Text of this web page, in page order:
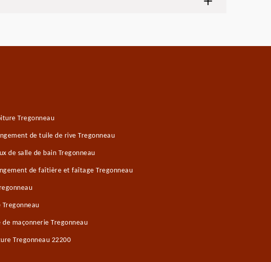
Tregonneau
de tuile de rive Tregonneau
de salle de bain Tregonneau
de faîtière et faîtage Tregonneau
maçonnerie Tregonneau
Tregonneau 22200